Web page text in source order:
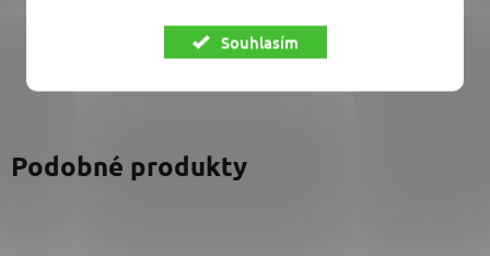
Souhlasím
Podobné produkty